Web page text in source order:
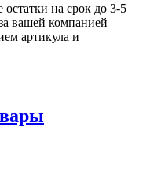
на срок до 3-5
вашей компанией
артикула и